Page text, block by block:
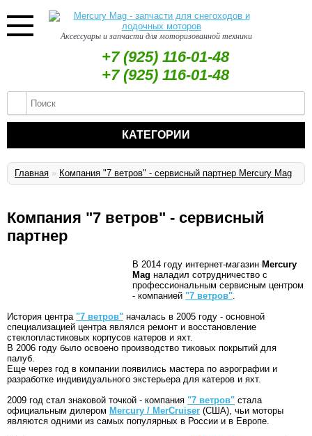
Аксессуары и запчасти для моторизованной техники
+7 (925) 116-01-48
+7 (925) 116-01-48
КАТЕГОРИИ
Главная » Компания "7 ветров" - сервисный партнер Mercury Mag
Компания "7 ветров" - сервисный
партнер
В 2014 году интернет-магазин Mercury
Mag наладил сотрудничество с
профессиональным сервисным центром
- компанией "7 ветров".
История центра "7 ветров" началась в 2005 году - основной
специализацией центра являлся ремонт и восстановление
стеклопластиковых корпусов катеров и яхт.
В 2006 году было освоено производство тиковых покрытий для
палуб.
Еще через год в компании появились мастера по аэрографии и
разработке индивидуального экстерьера для катеров и яхт.
2009 год стал знаковой точкой - компания "7 ветров" стала
официальным дилером Mercury / MerCruiser (США), чьи моторы
являются одними из самых популярных в России и в Европе.